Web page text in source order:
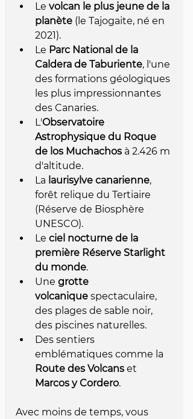
Le volcan le plus jeune de la
planète (le Tajogaite, né en
2021).
Le Parc National de la
Caldera de Taburiente, l'une
des formations géologiques
les plus impressionnantes
des Canaries.
L'Observatoire
Astrophysique du Roque
de los Muchachos à 2.426 m
d'altitude.
La laurisylve canarienne,
forêt relique du Tertiaire
(Réserve de Biosphère
UNESCO).
Le ciel nocturne de la
première Réserve Starlight
du monde.
Une grotte
volcanique spectaculaire,
des plages de sable noir,
des piscines naturelles.
Des sentiers
emblématiques comme la
Route des Volcans et
Marcos y Cordero.
Avec moins de temps, vous